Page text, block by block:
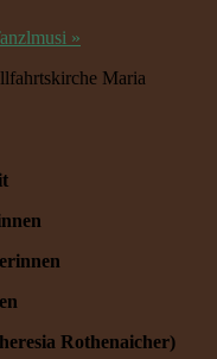
»
Maria
Rothenaicher)